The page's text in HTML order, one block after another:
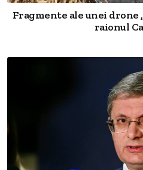
Fragmente ale unei drone
raionul